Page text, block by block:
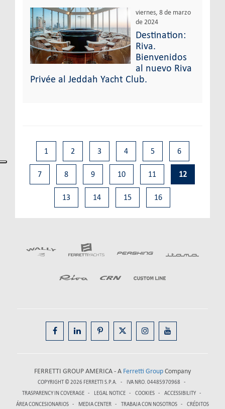
viernes, 8 de marzo
de 2024
Destination:
Riva.
Bienvenidos
al nuevo Riva
Privée al Jeddah Yacht Club.
1 2 3 4 5 6
7 8 9 10 11 12
13 14 15 16
FERRETTI GROUP AMERICA - A Ferretti GroupCompany
COPYRIGHT © 2026 FERRETTI S.P.A.
IVA NRO. 04485970968
TRASPARENCY IN COVERAGE
LEGAL NOTICE COOKIES
ACCESSIBILITY
ÁREA CONCESIONARIOS
MEDIA CENTER TRABAJA CON NOSOTROS CRÉDITOS